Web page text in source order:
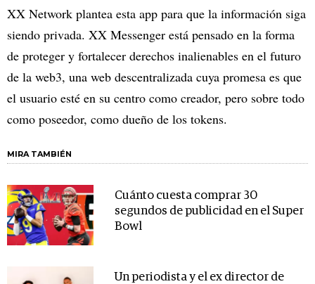
XX Network plantea esta app para que la información siga
siendo privada. XX Messenger está pensado en la forma
de proteger y fortalecer derechos inalienables en el futuro
de la web3, una web descentralizada cuya promesa es que
el usuario esté en su centro como creador, pero sobre todo
como poseedor, como dueño de los tokens.
MIRA TAMBIÉN
Cuánto cuesta comprar 30
segundos de publicidad en el Super
Bowl
Un periodista y el ex director de